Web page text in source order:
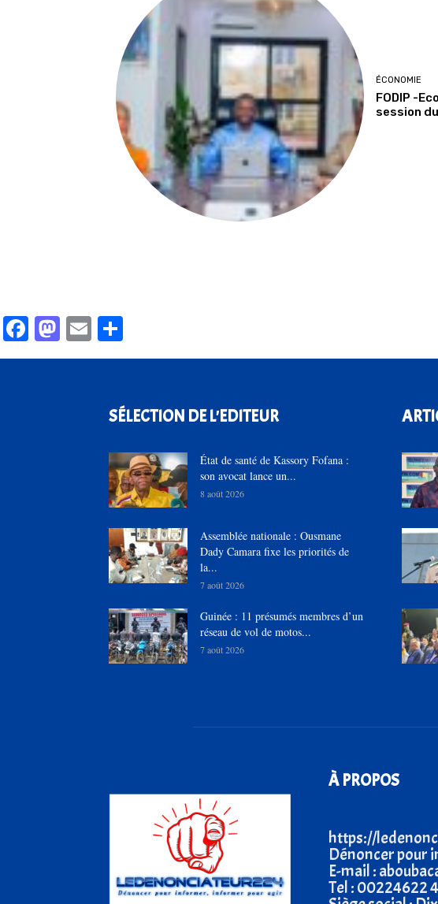
ÉCONOMIE
FODIP -
session
Facebook
Mastodon
Email
SÉLECTION DE L'EDITEUR
État de santé de Kassory Fofana :
son avocat lance un...
8 août 2026
Assemblée nationale : Ousmane
Dady Camara fixe les priorités de
la...
7 août 2026
Guinée : 11 présumés membres d’un
réseau de vol de motos...
7 août 2026
À PROPOS
https://
Dénoncer pour
E-mail :
Tel : 00224622